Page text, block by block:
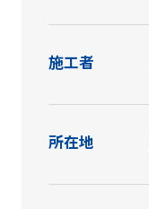
施工者
所在地